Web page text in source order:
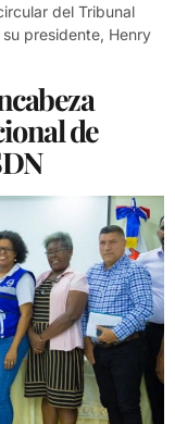
del Tribunal
presidente, Henry
de